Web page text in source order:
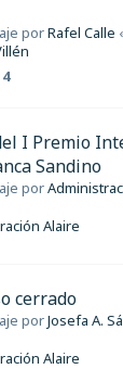
porRafel Calle
4
I Premio
Sandino
por
Alaire
cerrado
porJosefa A.
Alaire